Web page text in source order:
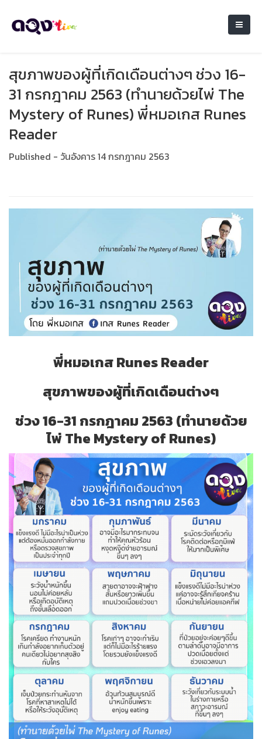
สุขภาพของผู้ที่เกิดเดือนต่างๆ ช่วง 16-
31 กรกฎาคม 2563 (ทำนายด้วยไพ่ The
Mystery of Runes) พี่หมอเกส Runes
Reader
Published - วันอังคาร 14 กรกฎาคม 2563
พี่หมอเกสRunes Reader
สุขภาพของผู้ที่เกิดเดือนต่างๆ
ช่วง 16-31 กรกฎาคม 2563 (ทำนายด้วย
ไพ่ The Mystery of Runes)